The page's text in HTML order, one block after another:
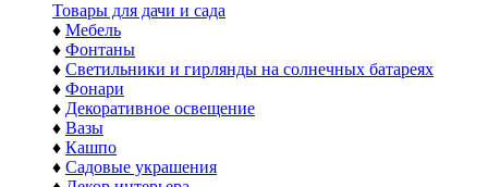
Товары для дачи и сада
♦ Мебель
♦ Фонтаны
♦ Светильники и гирлянды на солнечных батареях
♦ Фонари
♦ Декоративное освещение
♦ Вазы
♦ Кашпо
♦ Садовые украшения